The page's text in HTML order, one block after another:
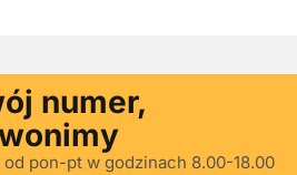
numer,
pon-pt w godzinach 8.00-18.00